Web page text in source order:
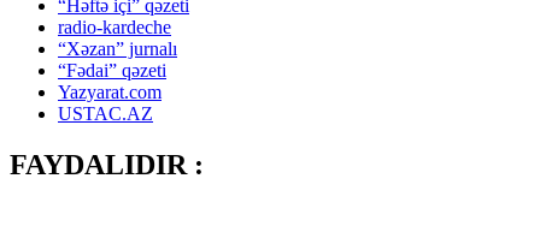
“Həftə içi” qəzeti
radio-kardeche
“Xəzan” jurnalı
“Fədai” qəzeti
Yazyarat.com
USTAC.AZ
FAYDALIDIR :